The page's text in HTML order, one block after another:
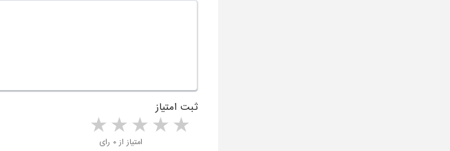
ثبت امتیاز
4 stars 3 stars 2 stars 1 star امتیاز از ۰ رای